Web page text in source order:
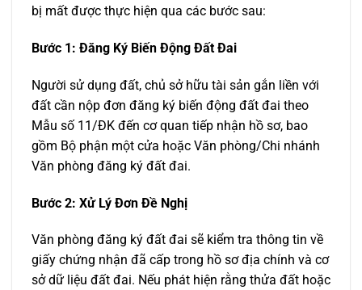
bị mất được thực hiện qua các bước sau:
Bước 1: Đăng Ký Biến Động Đất Đai
Người sử dụng đất, chủ sở hữu tài sản gắn liền với
đất cần nộp đơn đăng ký biến động đất đai theo
Mẫu số 11/ĐK đến cơ quan tiếp nhận hồ sơ, bao
gồm Bộ phận một cửa hoặc Văn phòng/Chi nhánh
Văn phòng đăng ký đất đai.
Bước 2: Xử Lý Đơn Đề Nghị
Văn phòng đăng ký đất đai sẽ kiểm tra thông tin về
giấy chứng nhận đã cấp trong hồ sơ địa chính và cơ
sở dữ liệu đất đai. Nếu phát hiện rằng thửa đất hoặc